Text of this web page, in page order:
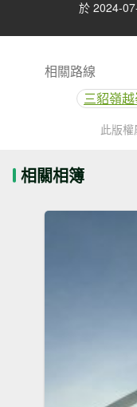
於 2024-
相關路線
三貂嶺
此版
相關相簿